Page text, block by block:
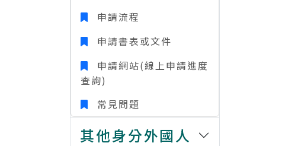
申請流程
申請書表或文件
申請網站(線上申請進度
查詢)
常見問題
其他身分外國人